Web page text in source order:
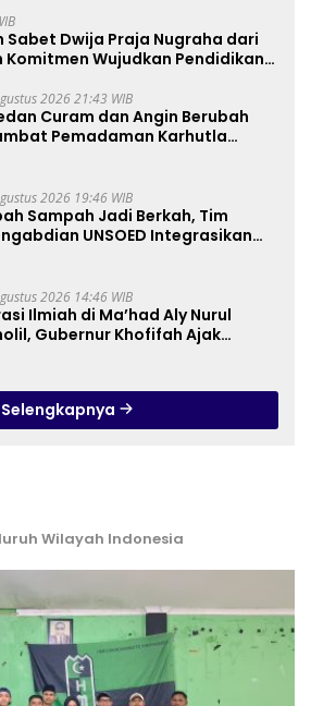
Sabet Dwija Praja Nugraha dari
Komitmen Wujudkan Pendidikan
2026 21:43 WIB
Curam dan Angin Berubah
Pemadaman Karhutla
2026 19:46 WIB
Sampah Jadi Berkah, Tim
UNSOED Integrasikan
2026 14:46 WIB
Ilmiah di Ma’had Aly Nurul
Gubernur Khofifah Ajak
Selengkapnya
Wilayah Indonesia